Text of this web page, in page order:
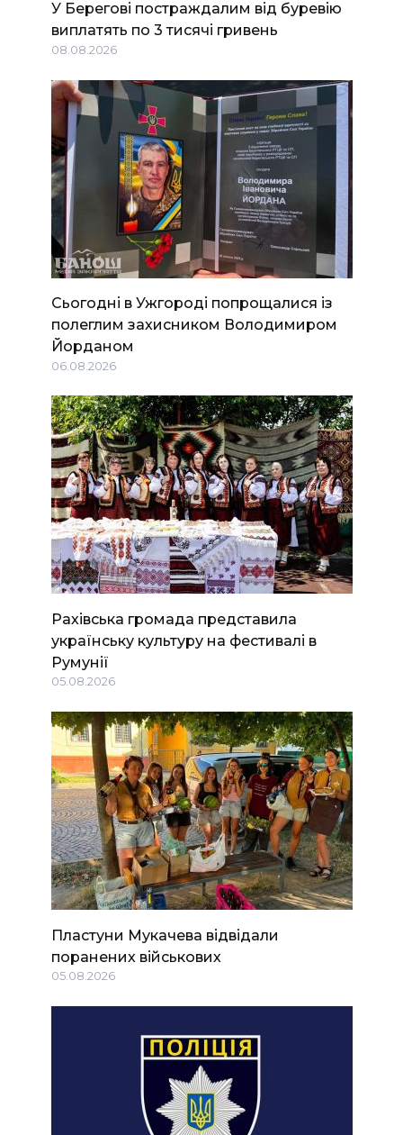
У Берегові постраждалим від буревію
виплатять по 3 тисячі гривень
08.08.2026
Сьогодні в Ужгороді попрощалися із
полеглим захисником Володимиром
Йорданом
06.08.2026
Рахівська громада представила
українську культуру на фестивалі в
Румунії
05.08.2026
Пластуни Мукачева відвідали
поранених військових
05.08.2026